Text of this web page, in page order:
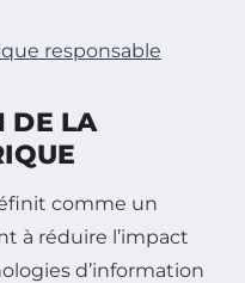
responsable
DE LA
comme un
à réduire l’impact
d’information